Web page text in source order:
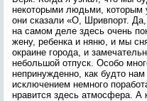
некоторыми людьми, которым
они сказали «О, Шривпорт.
на самом деле здесь очень
жену, ребенка и няню, и мы
окраине города, и
небольшой отпуск. Особо
непринужденно, как будто
исключением немного
нравится здесь атмосфера. А